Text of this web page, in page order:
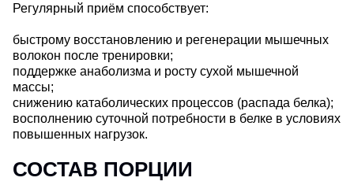
Регулярный приём способствует:
быстрому восстановлению и регенерации мышечных
волокон после тренировки;
поддержке анаболизма и росту сухой мышечной
массы;
снижению катаболических процессов (распада белка);
восполнению суточной потребности в белке в условиях
повышенных нагрузок.
СОСТАВ ПОРЦИИ